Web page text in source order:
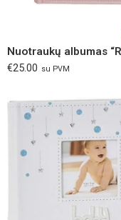
€25.00 su PVM